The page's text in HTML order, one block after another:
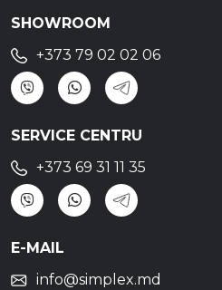
SHOWROOM
+373 79 02 02 06
SERVICE CENTRU
+373 69 31 11 35
E-MAIL
info@simplex.md